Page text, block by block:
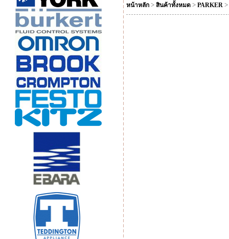
หน้าหลัก > สินค้าทั้งหมด > PARKER >